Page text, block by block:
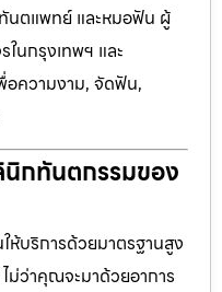
นตแพทย์ และหมอฟัน ผู้
นกรุงเทพฯ และ
อความงาม, จัดฟัน,
นิกทันตกรรมของ
ห้บริการด้วยมาตรฐานสูง
ไม่ว่าคุณจะมาด้วยอาการ